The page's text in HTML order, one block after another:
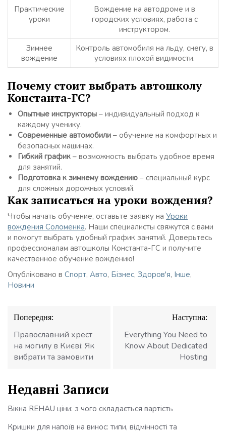
Практические
уроки
Вождение на автодроме и в
городских условиях, работа с
инструктором.
Зимнее
вождение
Контроль автомобиля на льду, снегу, в
условиях плохой видимости.
Почему стоит выбрать автошколу
Константа-ГС?
Опытные инструкторы – индивидуальный подход к
каждому ученику.
Современные автомобили – обучение на комфортных и
безопасных машинах.
Гибкий график – возможность выбрать удобное время
для занятий.
Подготовка к зимнему вождению – специальный курс
для сложных дорожных условий.
Как записаться на уроки вождения?
Чтобы начать обучение, оставьте заявку на Уроки
вождения Соломенка. Наши специалисты свяжутся с вами
и помогут выбрать удобный график занятий. Доверьтесь
профессионалам автошколы Константа-ГС и получите
качественное обучение вождению!
Опубліковано в Спорт, Авто, Бізнес, Здоров'я, Інше,
Новини
Навігація
записів
Попередня:
Православний хрест
на могилу в Києві: Як
вибрати та замовити
Наступна:
Everything You Need to
Know About Dedicated
Hosting
Недавні Записи
Вікна REHAU ціни: з чого складається вартість
Кришки для напоїв на винос: типи, відмінності та